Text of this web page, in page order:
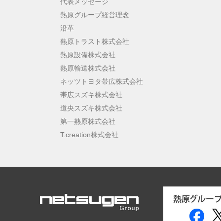
熱原グループ経営理念
沿革
熱原トラスト株式会社
熱原設備株式会社
熱原輸送株式会社
ネッツトヨタ帯広株式会社
帯広スズキ株式会社
道央スズキ株式会社
第一熱原株式会社
T.creation株式会社